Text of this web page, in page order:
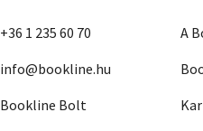
+36 1 235 60 70
info@bookline.hu
Bookline Bolt
A